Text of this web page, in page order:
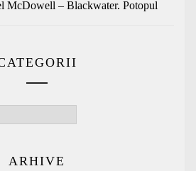
McDowell – Blackwater. Potopul
ARHIVE